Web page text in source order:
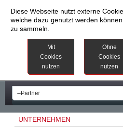
UNTERNEHMEN
Diese Webseite nutzt externe
welche dazu genutzt werden
zu sammeln.
Mit
Cookies
nutzen
Ohne
Cookies
nutzen